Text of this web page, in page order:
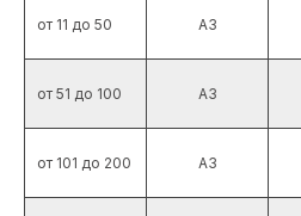
от 11 до 50 А3
от 51 до 100 А3
от 101 до 200 А3